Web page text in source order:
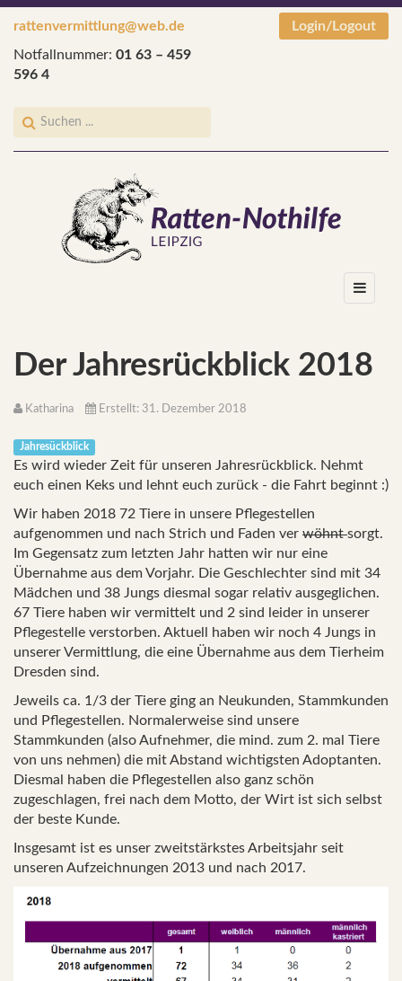
rattenvermittlung@web.de
Notfallnummer: 01 63 – 459
596 4
Login/Logout
Der Jahresrückblick 2018
Katharina Erstellt: 31. Dezember 2018
Jahresückblick
Es wird wieder Zeit für unseren Jahresrückblick. Nehmt
euch einen Keks und lehnt euch zurück - die Fahrt beginnt :)
Wir haben 2018 72 Tiere in unsere Pflegestellen
aufgenommen und nach Strich und Faden ver wöhntsorgt.
Im Gegensatz zum letzten Jahr hatten wir nur eine
Übernahme aus dem Vorjahr. Die Geschlechter sind mit 34
Mädchen und 38 Jungs diesmal sogar relativ ausgeglichen.
67 Tiere haben wir vermittelt und 2 sind leider in unserer
Pflegestelle verstorben. Aktuell haben wir noch 4 Jungs in
unserer Vermittlung, die eine Übernahme aus dem Tierheim
Dresden sind.
Jeweils ca. 1/3 der Tiere ging an Neukunden, Stammkunden
und Pflegestellen. Normalerweise sind unsere
Stammkunden (also Aufnehmer, die mind. zum 2. mal Tiere
von uns nehmen) die mit Abstand wichtigsten Adoptanten.
Diesmal haben die Pflegestellen also ganz schön
zugeschlagen, frei nach dem Motto, der Wirt ist sich selbst
der beste Kunde.
Insgesamt ist es unser zweitstärkstes Arbeitsjahr seit
unseren Aufzeichnungen 2013 und nach 2017.